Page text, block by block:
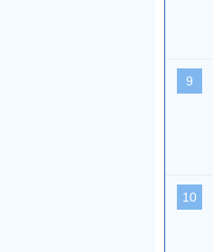
9
10